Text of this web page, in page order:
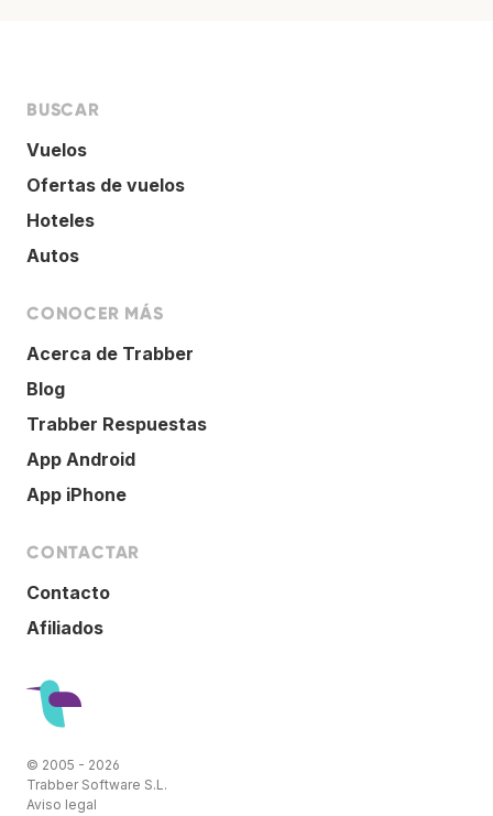
BUSCAR
Vuelos
Ofertas de vuelos
Hoteles
Autos
CONOCER MÁS
Acerca de Trabber
Blog
Trabber Respuestas
App Android
App iPhone
CONTACTAR
Contacto
Afiliados
© 2005 - 2026
Trabber Software S.L.
Aviso legal